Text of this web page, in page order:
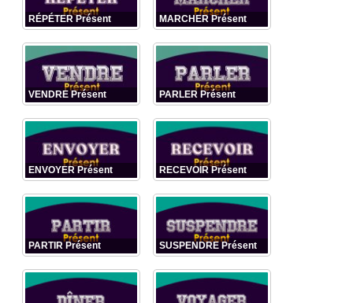
RÉPÉTER Présent MARCHER Présent
VENDRE Présent PARLER Présent
ENVOYER Présent RECEVOIR Présent
PARTIR Présent SUSPENDRE Présent